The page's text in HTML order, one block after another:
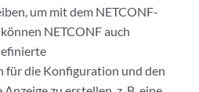
um mit dem NETCONF-
NETCONF auch
für die Konfiguration und den